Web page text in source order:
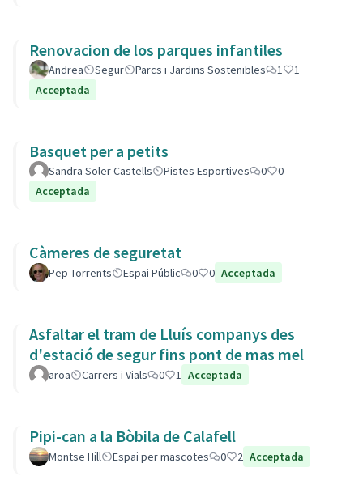
Renovacion de los parques infantiles
Andrea Segur Parcs i Jardins Sostenibles 1
1
Acceptada
Basquet per a petits
Sandra Soler Castells Pistes Esportives 0
0
Acceptada
Càmeres de seguretat
Pep Torrents Espai Públic 0 0 Acceptada
Asfaltar el tram de Lluís companys des
d'estació de segur fins pont de mas mel
aroa Carrers i Vials 0 1 Acceptada
Pipi-can a la Bòbila de Calafell
Montse Hill Espai per mascotes 0 2 Acceptada